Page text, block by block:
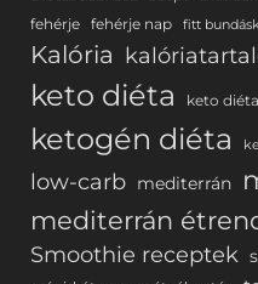
fehérje fehérje nap fitt
Kalória
keto diéta keto
ketogén diéta
low-carb mediterrán
mediterrán
Smoothie receptek